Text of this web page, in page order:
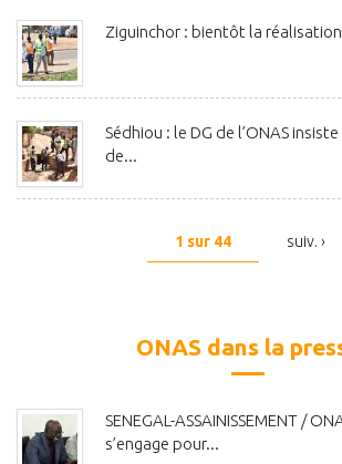
Ziguinchor : bientôt la réalisation
Sédhiou : le DG de l’ONAS
de...
1 sur 44 suiv. ›
ONAS dans la
SENEGAL-ASSAINISSEMENT /
s’engage pour...